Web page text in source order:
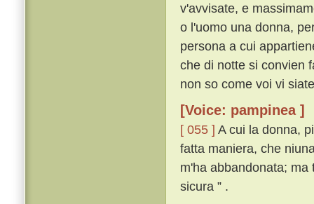
v'avvisate, e
o l'uomo una donna,
persona a cui
che di notte si convien
non so come voi vi
[Voice: pampinea ]
[ 055 ] A cui la donna,
fatta maniera, che
m'ha abbandonata;
sicura ” .